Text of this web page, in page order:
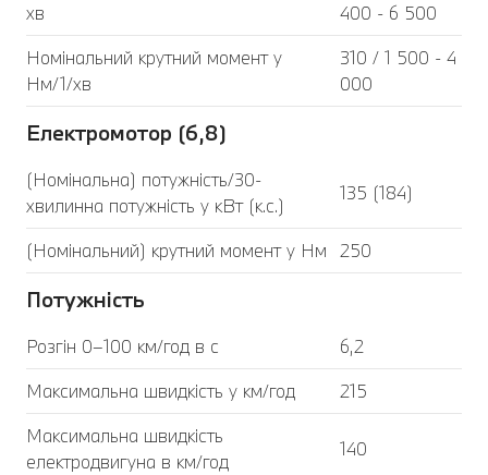
хв
400 - 6 500
Номінальний крутний момент у
Нм/1/хв
310 / 1 500 - 4
000
Електромотор (6,8)
(Номінальна) потужність/30-
хвилинна потужність у кВт (к.с.)
135 (184)
(Номінальний) крутний момент у Нм 250
Потужність
Розгін 0–100 км/год в с
6,2
Максимальна швидкість у км/год
215
Максимальна швидкість
електродвигуна в км/год
140